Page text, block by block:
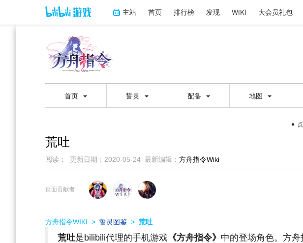
主站 首页 排行榜 发现 WIKI 大会员礼包
首页 誓灵 配备 地图
荒吐
阅读： 更新日期： 2020-05-24 最新编辑： 方舟指令Wiki
到
到
页面贡献者 :
方舟指令WIKI > 誓灵图鉴 > 荒吐
荒吐是bilibili代理的手机游戏 《方舟指令》 中的登场角色。方